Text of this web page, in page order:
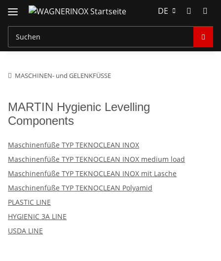
DE
MASCHINEN- und GELENKFÜSSE
MARTIN Hygienic Levelling
Components
Maschinenfüße TYP TEKNOCLEAN INOX
Maschinenfüße TYP TEKNOCLEAN INOX medium load
Maschinenfüße TYP TEKNOCLEAN INOX mit Lasche
Maschinenfüße TYP TEKNOCLEAN Polyamid
PLASTIC LINE
HYGIENIC 3A LINE
USDA LINE